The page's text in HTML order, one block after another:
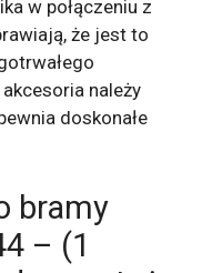
w połączeniu z
że jest to
należy
doskonałe
bramy
– (1